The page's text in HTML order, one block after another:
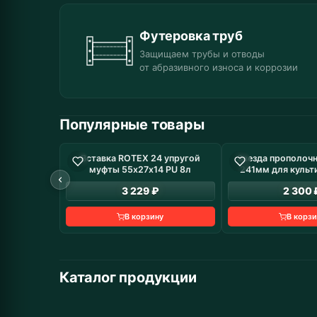
Футеровка труб
Защищаем трубы и отводы
от абразивного износа и коррозии
Популярные товары
В наличие: 8 шт
Вставка ROTEX 24 упругой
муфты 55х27х14 PU 8л
3 229 ₽
В корзину
В
Звезда
241мм для
2 300
В
Каталог продукции
Автомобильные запчасти